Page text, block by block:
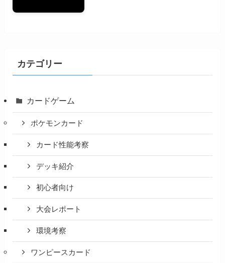
カテゴリー
カードゲーム
ポケモンカード
カード性能考察
デッキ紹介
初心者向け
大会レポート
環境考察
ワンピースカード